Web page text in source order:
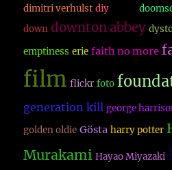
dimitri verhulst diy
down downton abbey
emptiness erie faith no more
film flickr foto
generation kill george
golden oldie Gösta harry potter
Murakami Hayao Miyazaki